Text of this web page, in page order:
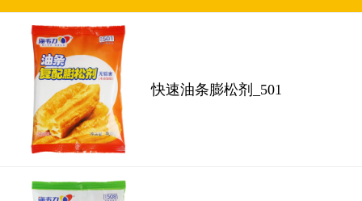
快速油条膨松剂_501